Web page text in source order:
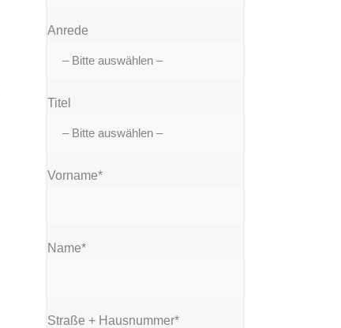
Anrede
Titel
Vorname*
Name*
Straße + Hausnummer*